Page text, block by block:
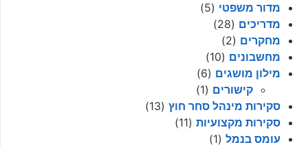
מדור משפטי (5)
מדריכים (28)
מחקרים (2)
מחשבונים (10)
מילון מושגים (6)
קישורים (1)
סקירות מינהל סחר חוץ (13)
סקירות מקצועיות (11)
עומס בנמל (1)